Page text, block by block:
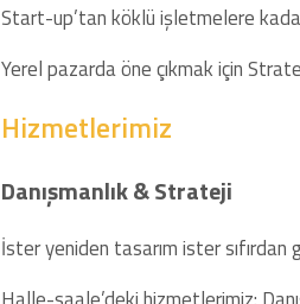
Start-up’tan köklü işletmelere
Yerel pazarda öne çıkmak için
Hizmetlerimiz
Danışmanlık & Strateji
İster yeniden tasarım ister